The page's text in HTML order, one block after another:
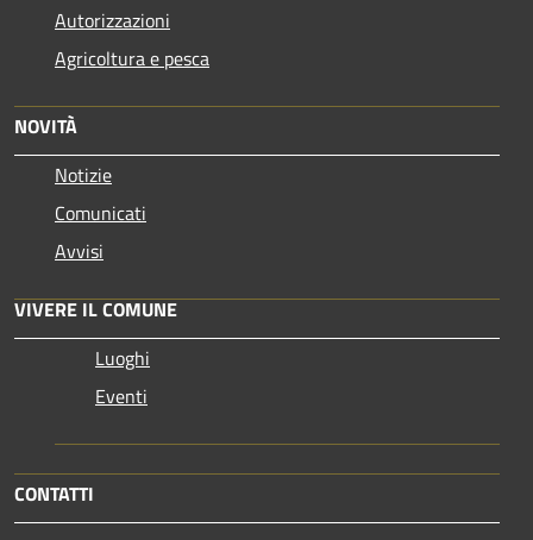
Autorizzazioni
Agricoltura e pesca
NOVITÀ
Notizie
Comunicati
Avvisi
VIVERE IL COMUNE
Luoghi
Eventi
CONTATTI